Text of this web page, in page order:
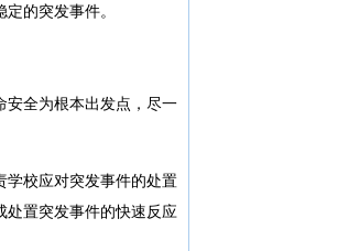
的突发事件。
安全为根本出发点，尽一
学校应对突发事件的处置
处置突发事件的快速反应